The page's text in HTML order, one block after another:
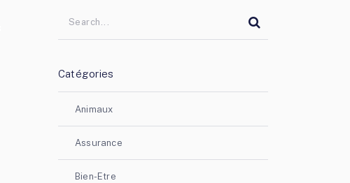
Catégories
Animaux
Assurance
Bien-Etre